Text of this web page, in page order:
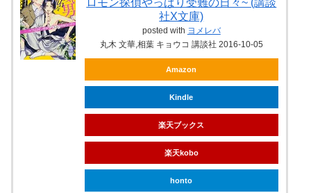
ロモン探偵やっぱり受難の日々~ (講談
社X文庫)
posted with ヨメレバ
丸木 文華,相葉 キョウコ 講談社 2016-10-05
Amazon
Kindle
楽天ブックス
楽天kobo
honto